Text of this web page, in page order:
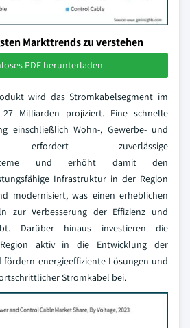
Markttrends zu verstehen
PDF herunterladen
wird das Stromkabelsegment im
Milliarden projiziert. Eine schnelle
einschließlich Wohn-, Gewerbe- und
erfordert zuverlässige
und erhöht damit den
Infrastruktur in der Region
modernisiert, was einen erheblichen
zur Verbesserung der Effizienz und
Darüber hinaus investieren die
aktiv in die Entwicklung der
energieeffiziente Lösungen und
Stromkabel bei.